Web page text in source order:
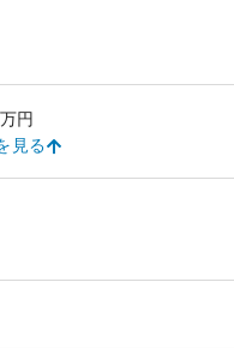
万円
見る